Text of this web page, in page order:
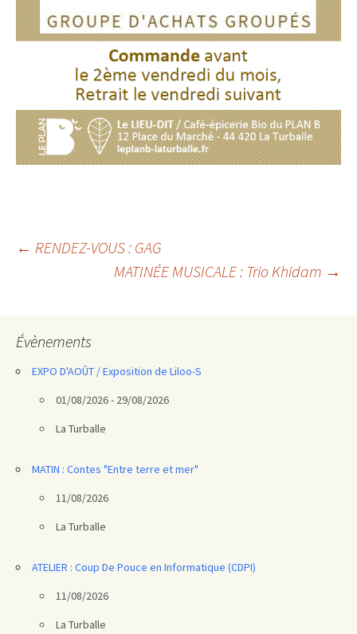
Navigation
← RENDEZ-VOUS : GAG
MATINÉE MUSICALE : Trio Khidam →
Évènements
EXPO D'AOÛT / Exposition de Liloo-S
01/08/2026 - 29/08/2026
La Turballe
MATIN : Contes "Entre terre et mer"
11/08/2026
La Turballe
ATELIER : Coup De Pouce en Informatique (CDPI)
11/08/2026
La Turballe